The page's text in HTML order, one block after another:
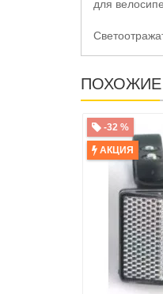
для
-32 %
АКЦИЯ